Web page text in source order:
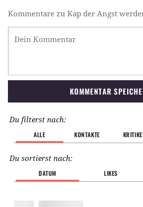
Kommentare zu Kap der Angst
KOMMENTAR
Du filterst nach:
ALLE KONTAKTE
Du sortierst nach:
DATUM LIKES